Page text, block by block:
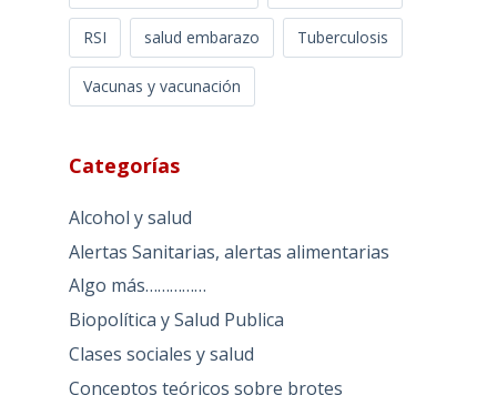
RSI salud embarazo Tuberculosis
Vacunas y vacunación
Categorías
Alcohol y salud
Alertas Sanitarias, alertas alimentarias
Algo más……………
Biopolítica y Salud Publica
Clases sociales y salud
Conceptos teóricos sobre brotes